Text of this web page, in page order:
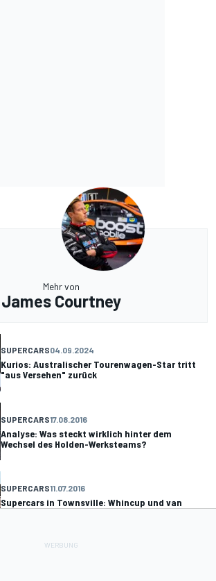
Mehr von
James Courtney
SUPERCARS04.09.2024
Kurios: Australischer Tourenwagen-Star tritt
"aus Versehen" zurück
SUPERCARS17.08.2016
Analyse: Was steckt wirklich hinter dem
Wechsel des Holden-Werksteams?
SUPERCARS11.07.2016
Supercars in Townsville: Whincup und van
Gisbergen dominieren